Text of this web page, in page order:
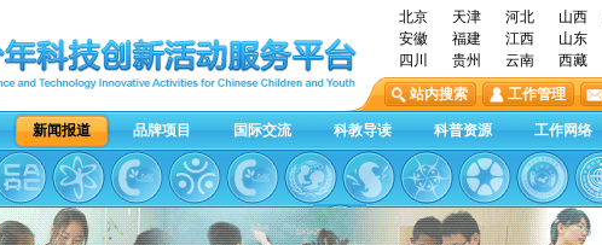
北京 天津 河北 山西
安徽
福建 江西 山东
四川
贵州 云南 西藏
站内搜索
工作管理
新闻报道 品牌项目 国际交流 科教导读 科普资源 工作网络